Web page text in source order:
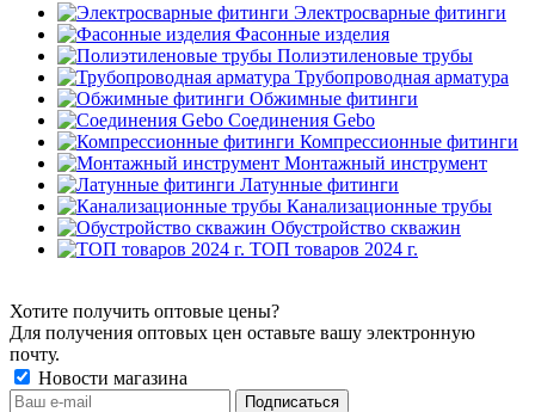
Электросварные фитинги
Фасонные изделия
Полиэтиленовые трубы
Трубопроводная арматура
Обжимные фитинги
Соединения Gebo
Компрессионные фитинги
Монтажный инструмент
Латунные фитинги
Канализационные трубы
Обустройство скважин
ТОП товаров 2024 г.
Хотите получить оптовые цены?
Для получения оптовых цен оставьте вашу электронную
почту.
Новости магазина